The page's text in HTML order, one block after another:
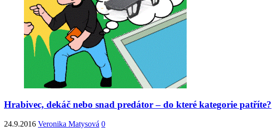
Hrabivec, dekáč nebo snad predátor – do které kategorie patříte?
24.9.2016 Veronika Matysová 0